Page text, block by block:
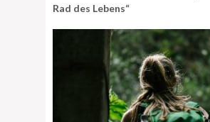
Rad des Lebens“